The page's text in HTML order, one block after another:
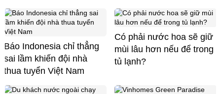
Báo Indonesia chỉ thẳng
sai lầm khiến đội nhà
thua tuyển Việt Nam
Có phải nước hoa sẽ giữ
mùi lâu hơn nếu để trong
tủ lạnh?